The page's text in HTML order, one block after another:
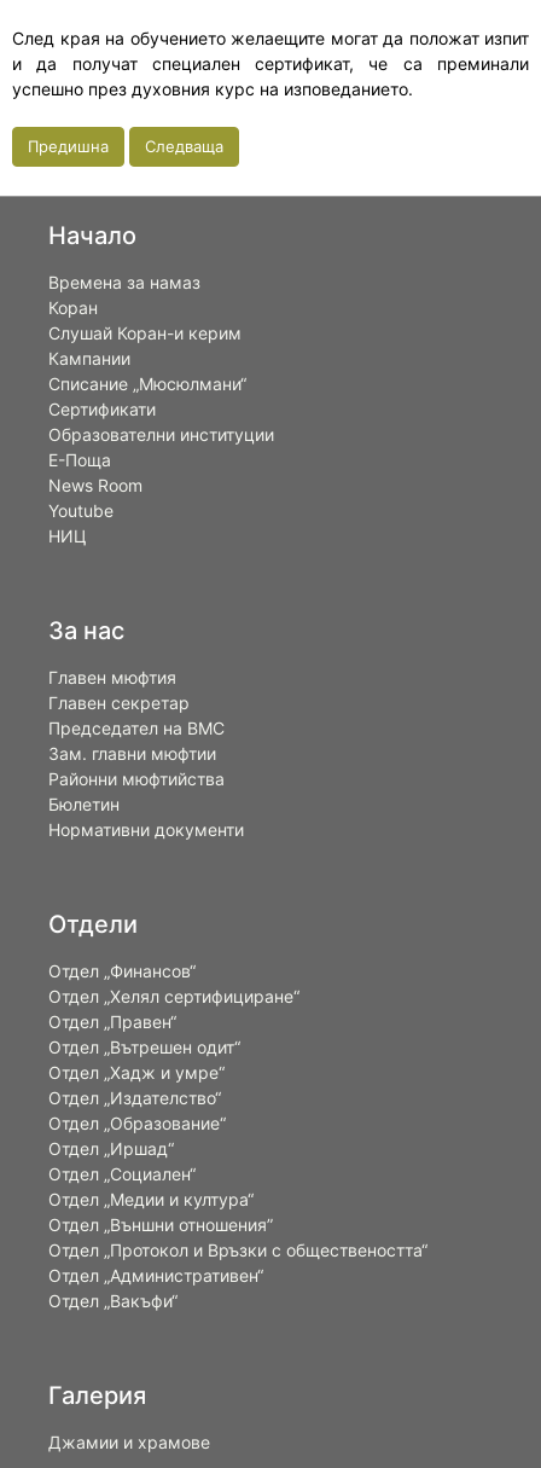
След края на обучението желаещите могат да положат изпит
и да получат специален сертификат, че са преминали
успешно през духовния курс на изповеданието.
Предишна Следваща
Начало
Времена за намаз
Коран
Слушай Коран-и керим
Кампании
Списание „Мюсюлмани“
Сертификати
Образователни институции
Е-Поща
News Room
Youtube
НИЦ
За нас
Главен мюфтия
Главен секретар
Председател на ВМС
Зам. главни мюфтии
Районни мюфтийства
Бюлетин
Нормативни документи
Отдели
Отдел „Финансов“
Отдел „Хелял сертифициране“
Отдел „Правен“
Отдел „Вътрешен одит“
Отдел „Хадж и умре“
Отдел „Издателство“
Отдел „Образование“
Отдел „Иршад“
Отдел „Социален“
Отдел „Медии и култура“
Отдел „Външни отношения”
Oтдел „Протокол и Връзки с обществеността“
Отдел „Административен“
Отдел „Вакъфи“
Галерия
Джамии и храмове